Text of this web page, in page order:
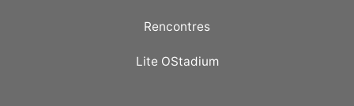
Rencontres
Lite OStadium